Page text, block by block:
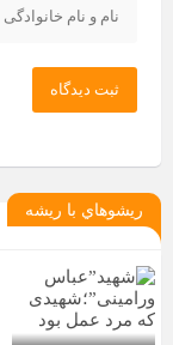
ثبت دیدگاه
ريشوهاي با ريشه